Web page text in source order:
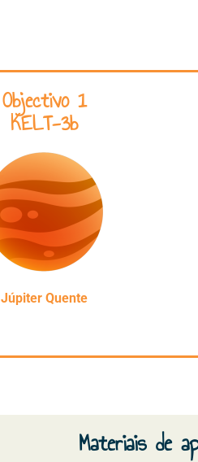
Objectivo 1
KELT-3b
Júpiter Quente
Materiais de